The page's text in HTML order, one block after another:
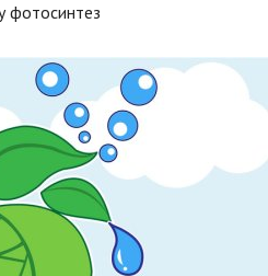
фотосинтез